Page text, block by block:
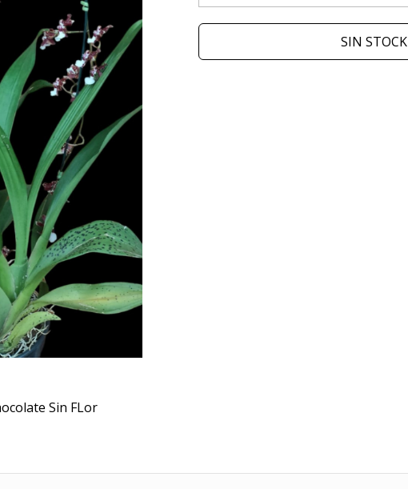
Sin FLor
SIN STOCK